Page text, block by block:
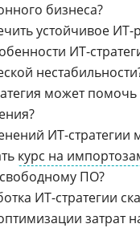
бизнеса?
устойчивое ИТ-
ИТ-
может
ИТ-стратегии
курс на
ПО?
ИТ-стратегии
затрат